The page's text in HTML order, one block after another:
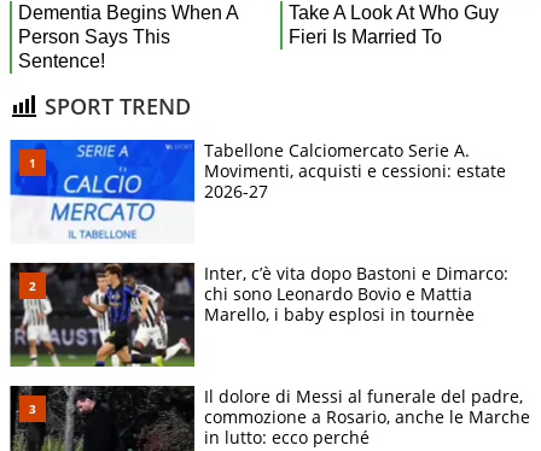
SPORT TREND
Tabellone Calciomercato Serie A.
Movimenti, acquisti e cessioni: estate
2026-27
Inter, c’è vita dopo Bastoni e Dimarco:
chi sono Leonardo Bovio e Mattia
Marello, i baby esplosi in tournèe
Il dolore di Messi al funerale del padre,
commozione a Rosario, anche le Marche
in lutto: ecco perché